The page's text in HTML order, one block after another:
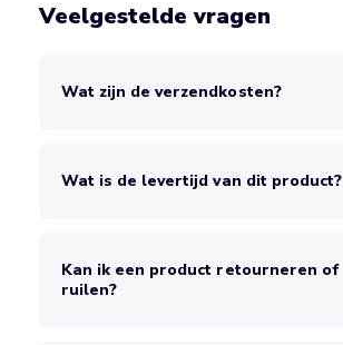
Veelgestelde vragen
Wat zijn de verzendkosten?
Wat is de levertijd van dit product?
Kan ik een product retourneren of
ruilen?